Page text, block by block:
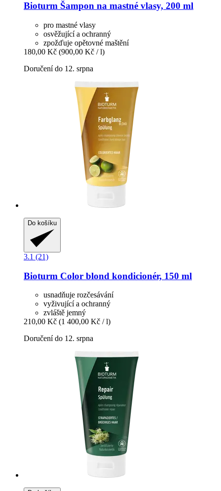
Bioturm Šampon na mastné vlasy, 200 ml
pro mastné vlasy
osvěžující a ochranný
zpožďuje opětovné maštění
180,00 Kč (900,00 Kč / l)
Doručení do 12. srpna
Do košíku
3.1 (21)
Bioturm Color blond kondicionér, 150 ml
usnadňuje rozčesávání
vyživující a ochranný
zvláště jemný
210,00 Kč (1 400,00 Kč / l)
Doručení do 12. srpna